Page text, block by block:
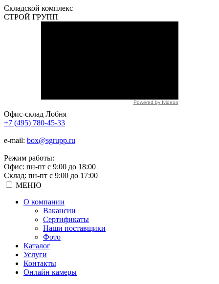
Складской комплекс
СТРОЙ ГРУПП
Powered by Ivideon
Офис-склад Лобня
+7 (495) 780-45-33
e-mail: box@sgrupp.ru
Режим работы:
Офис: пн-пт с 9:00 до 18:00
Склад: пн-пт с 9:00 до 17:00
МЕНЮ
О компании
Вакансии
Сертификаты
Наши поставщики
Фото
Каталог
Услуги
Контакты
Онлайн камеры